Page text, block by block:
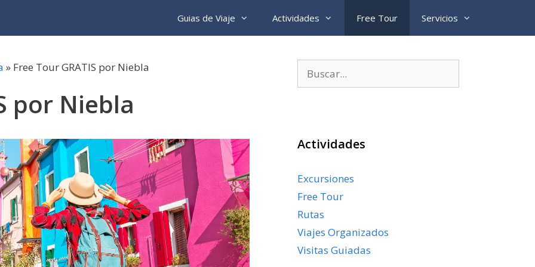
Guias de Viaje Actividades Free Tour Servicios
» Free Tour GRATIS por Niebla
por Niebla
Actividades
Excursiones
Free Tour
Rutas
Viajes Organizados
Visitas Guiadas